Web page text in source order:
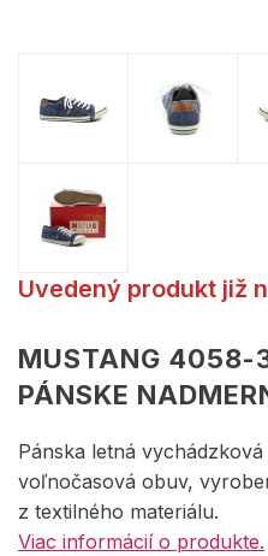
Uvedený produkt již
MUSTANG 4058-
PÁNSKE
Pánska letná vychádzková
voľnočasová obuv,
z textilného materiálu.
Viac informácií o produkte.